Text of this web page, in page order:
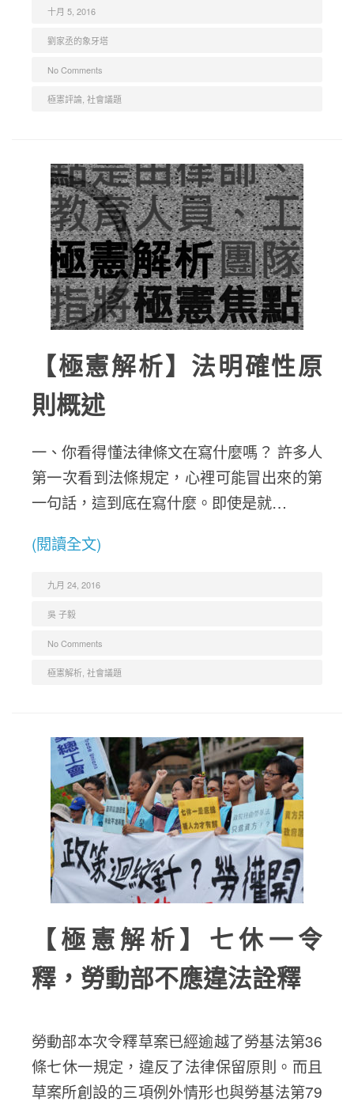
十月 5, 2016
劉家丞的象牙塔
No Comments
極憲評論, 社會議題
【極憲解析】法明確性原
則概述
一、你看得懂法律條文在寫什麼嗎？ 許多人
第一次看到法條規定，心裡可能冒出來的第
一句話，這到底在寫什麼。即使是就…
(閱讀全文)
九月 24, 2016
吳 子毅
No Comments
極憲解析, 社會議題
【極憲解析】七休一令
釋，勞動部不應違法詮釋
勞動部本次令釋草案已經逾越了勞基法第36
條七休一規定，違反了法律保留原則。而且
草案所創設的三項例外情形也與勞基法第79